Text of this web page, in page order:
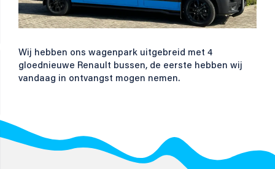
Wij hebben ons wagenpark uitgebreid met 4
gloednieuwe Renault bussen, de eerste hebben wij
vandaag in ontvangst mogen nemen.